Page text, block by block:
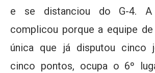
e se distanciou do G-4. A
complicou porque a equipe
única que já disputou cinco
cinco pontos, ocupa o 6º